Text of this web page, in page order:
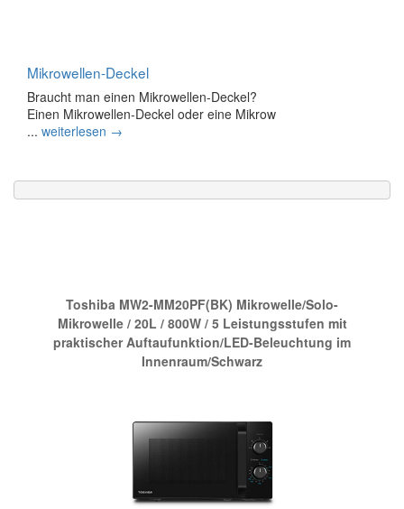
Mikrowellen-Deckel
Braucht man einen Mikrowellen-Deckel?
Einen Mikrowellen-Deckel oder eine Mikrow
... weiterlesen →
Toshiba MW2-MM20PF(BK) Mikrowelle/Solo-
Mikrowelle / 20L / 800W / 5 Leistungsstufen mit
praktischer Auftaufunktion/LED-Beleuchtung im
Innenraum/Schwarz